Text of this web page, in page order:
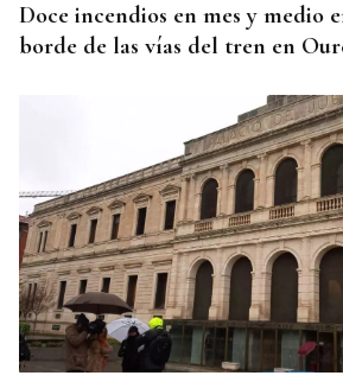
Doce incendios en mes y medio
borde de las vías del tren en